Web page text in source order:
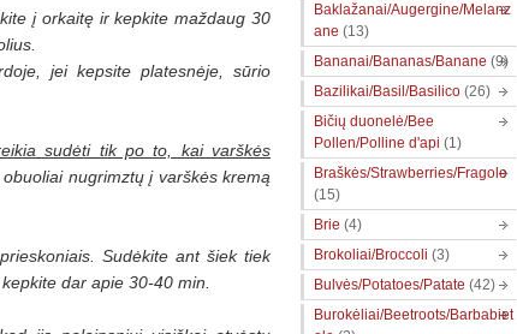
į orkaitę ir kepkite maždaug 30
jei kepsite platesnėje, sūrio
sudėti tik po to, kai varškės
nugrimztų į varškės kremą
Sudėkite ant šiek tiek
dar apie 30-40 min.
Baklažanai/Augergine/Melanz
ane (13)
Bananai/Bananas/Banane (9)
Bazilikai/Basil/Basilico (26)
Bičių duonelė/Bee
Pollen/Polline d'api (1)
Braškės/Strawberries/Fragole
(15)
Brie (4)
Brokoliai/Broccoli (3)
Bulvės/Potatoes/Patate (42)
Burokėliai/Beetroots/Barbabiet